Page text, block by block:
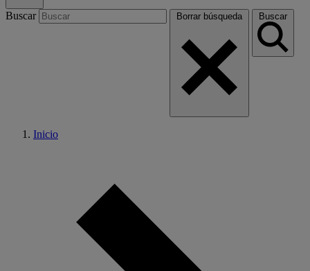
Buscar Borrar búsqueda Buscar
Inicio